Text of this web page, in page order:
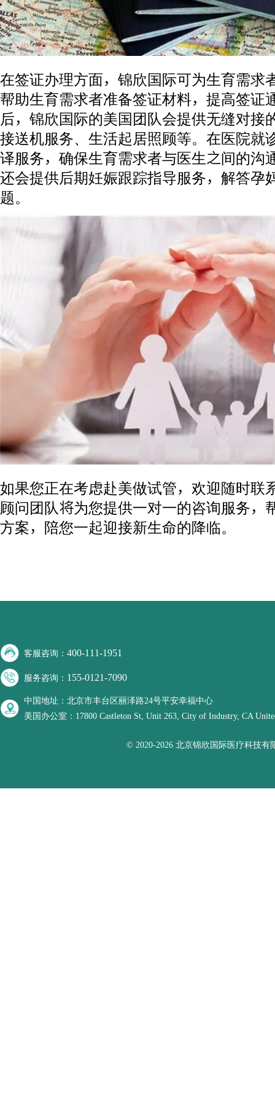
在签证办理方面，锦欣国际可为生育需求
帮助生育需求者准备签证材料，提高签证
后，锦欣国际的美国团队会提供无缝对接
接送机服务、生活起居照顾等。在医院就
译服务，确保生育需求者与医生之间的沟
还会提供后期妊娠跟踪指导服务，解答孕
题。
如果您正在考虑赴美做试管，欢迎随时联
顾问团队将为您提供一对一的咨询服务，
方案，陪您一起迎接新生命的降临。
客服咨询：400-111-1951
服务咨询： 155-0121-7090
中国地址：北京市丰台区丽泽路24号平安幸福中心
美国办公室：17800 Castleton St, Unit 263, City of Industry, CA
© 2020-2026 北京锦欣国际医疗科